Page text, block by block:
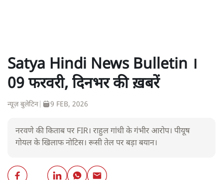
Satya Hindi News Bulletin ।
09 फरवरी, दिनभर की ख़बरें
न्यूज़ बुलेटिन 9 FEB, 2026
नरवणे की किताब पर FIR। राहुल गांधी के गंभीर आरोप। पीयूष
गोयल के खिलाफ नोटिस। रूसी तेल पर बड़ा बयान।